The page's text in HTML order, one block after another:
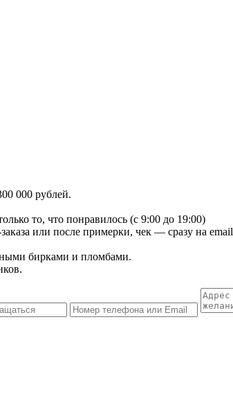
000 рублей.
то, что понравилось (с 9:00 до 19:00)
или после примерки, чек — сразу на email
бирками и пломбами.